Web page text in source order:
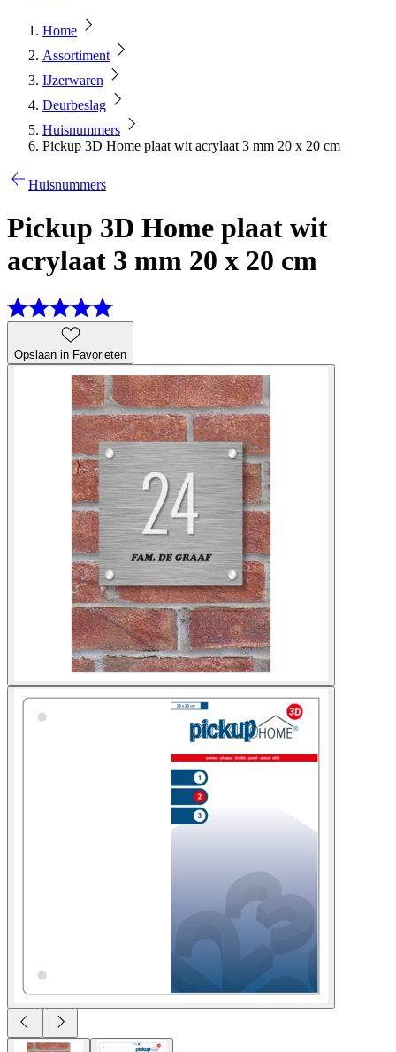
Home
Assortiment
IJzerwaren
Deurbeslag
Huisnummers
Pickup 3D Home plaat wit acrylaat 3 mm 20 x 20 cm
Huisnummers
Pickup 3D Home plaat wit
acrylaat 3 mm 20 x 20 cm
Opslaan in Favorieten